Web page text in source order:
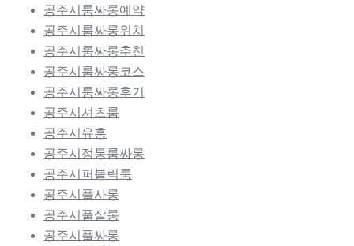
공주시룸싸롱예약
공주시룸싸롱위치
공주시룸싸롱추천
공주시룸싸롱코스
공주시룸싸롱후기
공주시셔츠룸
공주시유흥
공주시정통룸싸롱
공주시퍼블릭룸
공주시풀사롱
공주시풀살롱
공주시풀싸롱